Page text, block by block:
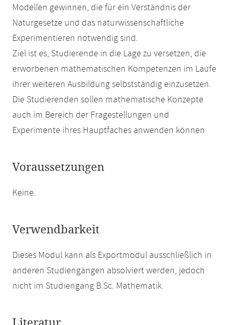
Modellen gewinnen, die für ein Verständnis der
Naturgesetze und das naturwissenschaftliche
Experimentieren notwendig sind.
Ziel ist es, Studierende in die Lage zu versetzen, die
erworbenen mathematischen Kompetenzen im Laufe
ihrer weiteren Ausbildung selbstständig einzusetzen.
Die Studierenden sollen mathematische Konzepte
auch im Bereich der Fragestellungen und
Experimente ihres Hauptfaches anwenden können.
Voraussetzungen
Keine.
Verwendbarkeit
Dieses Modul kann als Exportmodul ausschließlich in
anderen Studiengängen absolviert werden, jedoch
nicht im Studiengang B.Sc. Mathematik.